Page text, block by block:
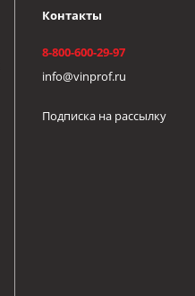
Контакты
8-800-600-29-97
info@vinprof.ru
Подписка на рассылку